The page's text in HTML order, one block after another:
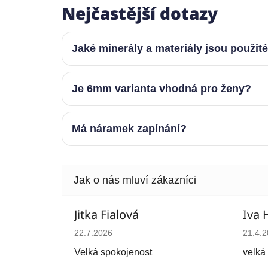
Nejčastější dotazy
Jaké minerály a materiály jsou
Je 6mm varianta vhodná pro ženy?
Má náramek zapínání?
Jitka Fialová
Hodnocení obchodu je 5 z 5 hvězdiček.
22.7.2026
Velká spokojenost
Iva
velká